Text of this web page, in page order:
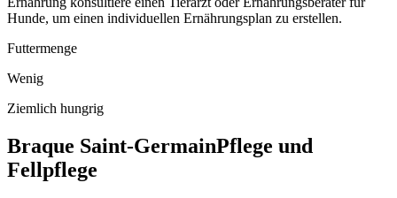
Hunde, um einen individuellen Ernährungsplan zu erstellen.
Futtermenge
Wenig
Ziemlich hungrig
Braque Saint-GermainPflege und
Fellpflege